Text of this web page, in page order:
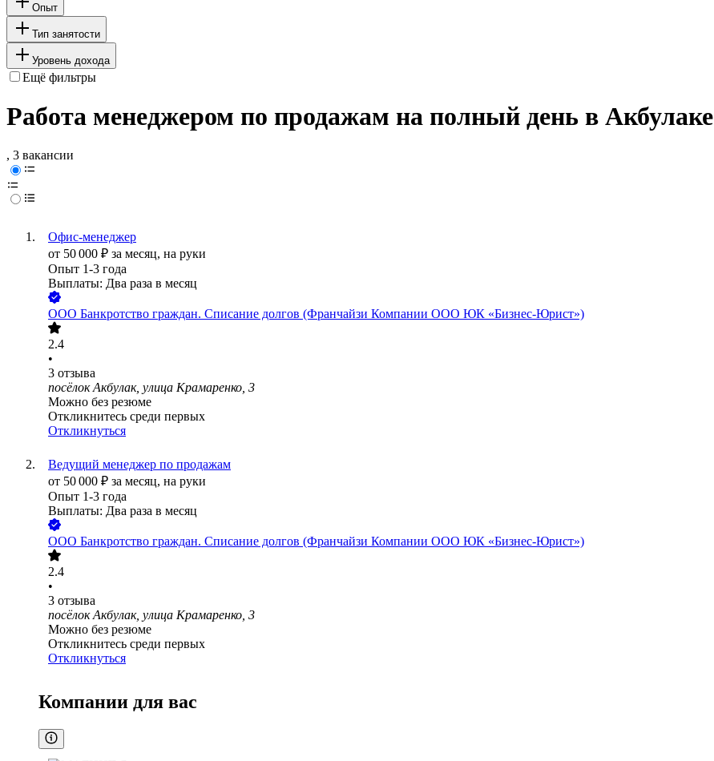
Опыт
Тип занятости
Уровень дохода
Ещё фильтры
Работа менеджером по продажам на полный день в Акбулаке
, 3 вакансии
Офис-менеджер
от 50 000 ₽ за месяц, на руки
Опыт 1-3 года
Выплаты: Два раза в месяц
ООО Банкротство граждан. Списание долгов (Франчайзи Компании ООО ЮК «Бизнес-Юрист»)
2.4
•
3 отзыва
посёлок Акбулак, улица Крамаренко, 3
Можно без резюме
Откликнитесь среди первых
Откликнуться
Ведущий менеджер по продажам
от 50 000 ₽ за месяц, на руки
Опыт 1-3 года
Выплаты: Два раза в месяц
ООО Банкротство граждан. Списание долгов (Франчайзи Компании ООО ЮК «Бизнес-Юрист»)
2.4
•
3 отзыва
посёлок Акбулак, улица Крамаренко, 3
Можно без резюме
Откликнитесь среди первых
Откликнуться
Компании для вас